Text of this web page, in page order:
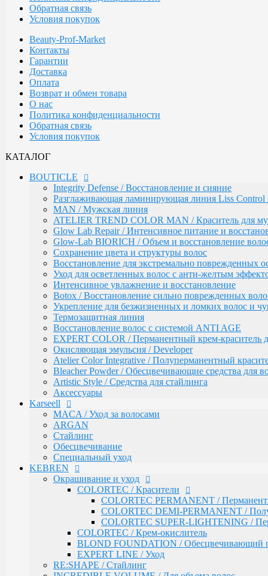
ARGAN
Стайлинг
Специальный уход
KEBREN
Окрашивание и уход
COLORTEC DEMI-PERMANENT /
COLORTEC / Крем-окислитель
BLOND FOUNDATION / Обесцвечивающий
EXPERT LINE / Уход
HYDRA THERAPY / Для увлажнения волос
SAVE COLOR / Для окрашенных волос
CONCEPT
CURL MAKER / Химическая завивка
PROFY TOUCH / Защитные средства для кожи и
ART OF THERAPY / От перхоти / для активации
Fashion Look / Пигмент прямого действия
INFINITY / Обесцвечивающие продукты
INFINITY ULTRA GLOSS / Оттеночные маски
INFINITY SERVICE PRO / Сервисные продукты
INFINITY PERFORMANCE / Стайлинг
INFINITY BI-PHASE / Двухфазные спреи
INFINITY VITALITY FORCE / Восстановление
INFINITY COLOR LOCK / Сохранение цвета
INFINITY EXPERT CARE / Салонный уход
INFINITY AQUA BOOST / Увлажнение
Fresh Up / Оттеночный бальзам обогащенный
ANTI-YELLOW / Оттеночные средства для
PRO CURLS / Уход за вьющимися волосами
PROFY TOUCH / Уход за волосами
GLOSS EXPERT / Средства для блеска волос
BLOND TOUCH / Средства для осветления волос
ART TOUCH / Стайлинг
Concept Men / Для мужчин
Salon Total Volume / Уход для придания объема
Salon Total Soft Care / Деликатный уход для
Salon Total Repair / Питание и восстановление волос
Salon Total Hydro / Увлажняющие средства для волос
Salon Total Colorsaver / Уход за окрашенными
Salon Total Basic / Уход для всех типов волос
PEPTIDE FORCE / Пептидное восстановление
NEXT LEVEL BLOND / Комплекс для создания и
DETOX POWER / Уход
BONDING SYSTEM / Уход с бондинг-комплексом
BIOTIN SECRETS / Укрепляющий уход
Окрашивание волос / Ambient, MYPOINT
Обратная связь
Условия покупок
Beauty-Prof-Market
Контакты
Гарантии
Доставка
Оплата
Возврат и обмен товара
О нас
Политика конфиденциальности
Обратная связь
Условия покупок
КАТАЛОГ
BOUTICLE
Integrity Defense / Восстановление и сияние
Разглаживающая ламинирующая линия Liss Control
MAN / Мужская линия
ATELIER TREND COLOR MAN / Краситель для
Glow Lab Repair / Интенсивное питание и
Glow-Lab BIORICH / Объем и восстановление
Сохранение цвета и структуры волос
Восстановление для экстремально поврежденных
Уход для осветленных волос с анти-желтым
Интенсивное увлажнение и восстановление
Botox / Восстановление сильно поврежденных
Укрепление для безжизненных и ломких волос и
Термозащитная линия
Воcстановление волос с системой ANTI AGE
EXPERT COLOR / Перманентный крем-краситель
Окисляющая эмульсия / Developer
Atelier Color Integrative / Полуперманентный
Bleacher Powder / Обесцвечивающие средства для
Artistic Style / Средства для стайлинга
Аксессуары
Karseell
MACA / Уход за волосами
ARGAN
Стайлинг
Обесцвечивание
Специальный уход
KEBREN
Окрашивание и уход
COLORTEC / Красители
COLORTEC PERMANENT /
COLORTEC DEMI-PERMANENT /
COLORTEC SUPER-LIGHTENING /
COLORTEC / Крем-окислитель
BLOND FOUNDATION / Обесцвечивающий
EXPERT LINE / Уход
RE:SHAPE / Стайлинг